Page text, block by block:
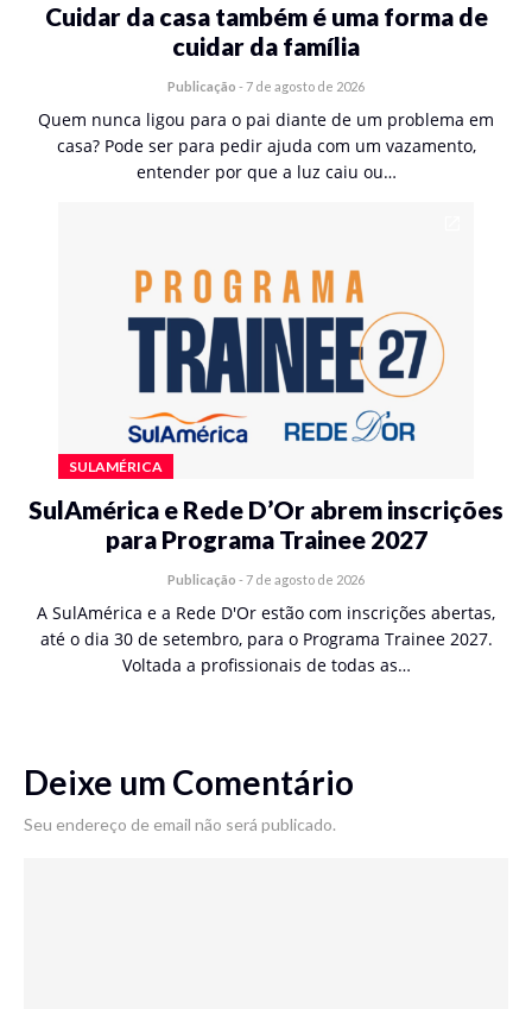
Cuidar da casa também é uma forma de
cuidar da família
Publicação - 7 de agosto de 2026
Quem nunca ligou para o pai diante de um problema em
casa? Pode ser para pedir ajuda com um vazamento,
entender por que a luz caiu ou…
SULAMÉRICA
SulAmérica e Rede D’Or abrem inscrições
para Programa Trainee 2027
Publicação - 7 de agosto de 2026
A SulAmérica e a Rede D'Or estão com inscrições abertas,
até o dia 30 de setembro, para o Programa Trainee 2027.
Voltada a profissionais de todas as…
Deixe um Comentário
Seu endereço de email não será publicado.